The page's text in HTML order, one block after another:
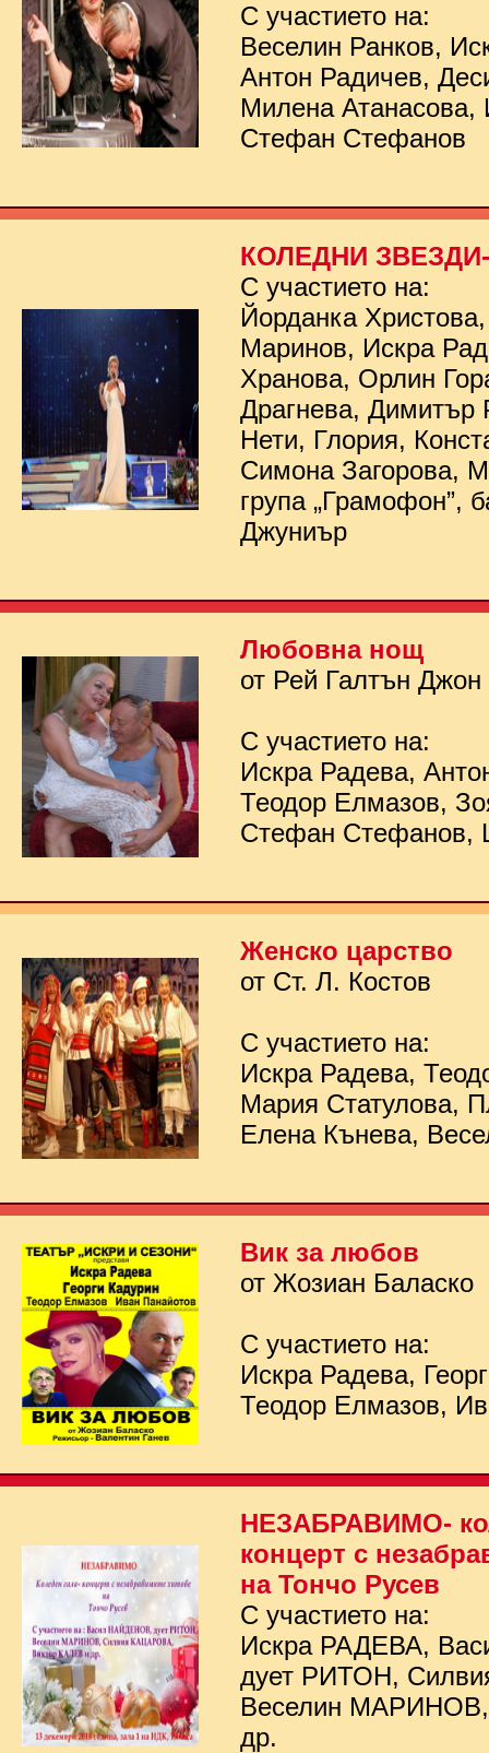
С участието на:
Веселин Ранков,
Антон Радичев,
Милена Атанасова,
Стефан Стефанов
КОЛЕДНИ ЗВЕЗДИ-
С участието на:
Йорданка
Маринов, Искра
Хранова, Орлин
Драгнева, Димитър
Нети, Глория,
Симона Загорова,
група „Грамофон”,
Джуниър
Любовна нощ
от Рей Галтън Джон
С участието на:
Искра Радева,
Теодор Елмазов,
Стефан Стефанов,
Женско царство
от Ст. Л. Костов
С участието на:
Искра Радева,
Мария Статулова,
Елена Кънева,
Вик за любов
от Жозиан Баласко
С участието на:
Искра Радева,
Теодор Елмазов,
НЕЗАБРАВИМО-
концерт с
на Тончо Русев
С участието на:
Искра РАДЕВА,
дует РИТОН,
Веселин
др.